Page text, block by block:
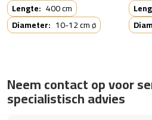
Lengte: 400 cm
Diameter: 10-12 cm ø
Neem contact op voor
specialistisch advies